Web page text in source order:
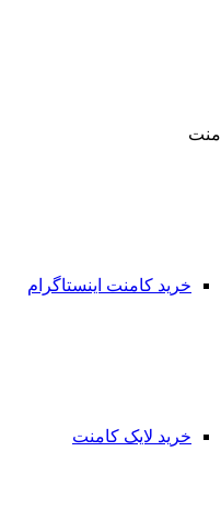
خرید کامنت اینستاگرام
خرید لایک کامنت